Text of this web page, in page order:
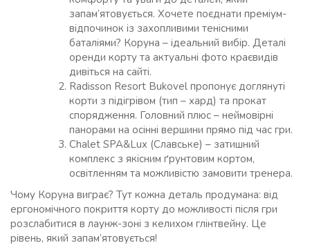
запам’ятовується. Хочете поєднати преміум-
відпочинок із захопливими тенісними
баталіями? Коруна – ідеальний вибір. Деталі
оренди корту та актуальні фото краєвидів
дивіться на сайті.
Radisson Resort Bukovel пропонує доглянуті
корти з підігрівом (тип – хард) та прокат
спорядження. Головний плюс – неймовірні
панорами на осінні вершини прямо під час гри.
Chalet SPA&Lux (Славське) – затишний
комплекс з якісним ґрунтовим кортом,
освітленням та можливістю замовити тренера.
Чому Коруна виграє? Тут кожна деталь продумана: від
ергономічного покриття корту до можливості після гри
розслабитися в лаунж-зоні з келихом глінтвейну. Це
рівень, який запам’ятовується!